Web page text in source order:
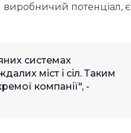
потенціал, є
системах
міст і сіл. Таким
компанії", -